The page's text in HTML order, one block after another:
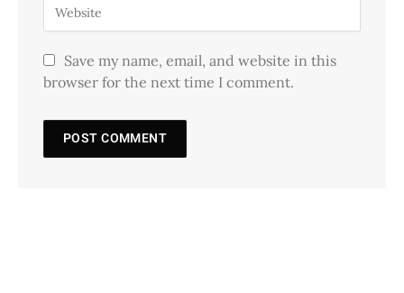
Save my name, email, and website in this
browser for the next time I comment.